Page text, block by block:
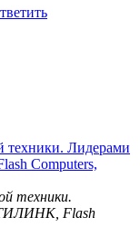
техники. Лидерами
Computers,